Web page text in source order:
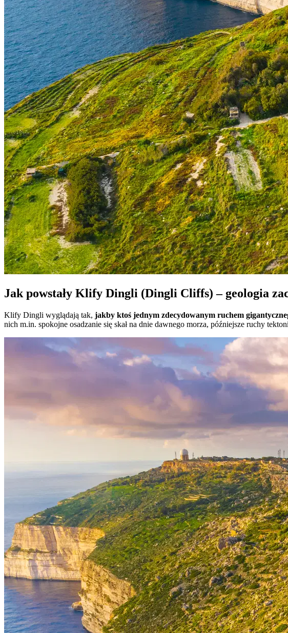
Jak powstały Klify Dingli (Dingli Cliffs) – geologia
Klify Dingli wyglądają tak, jakby ktoś jednym zdecydowanym ruchem
nich m.in. spokojne osadzanie się skał na dnie dawnego morza, późniejsze ruchy